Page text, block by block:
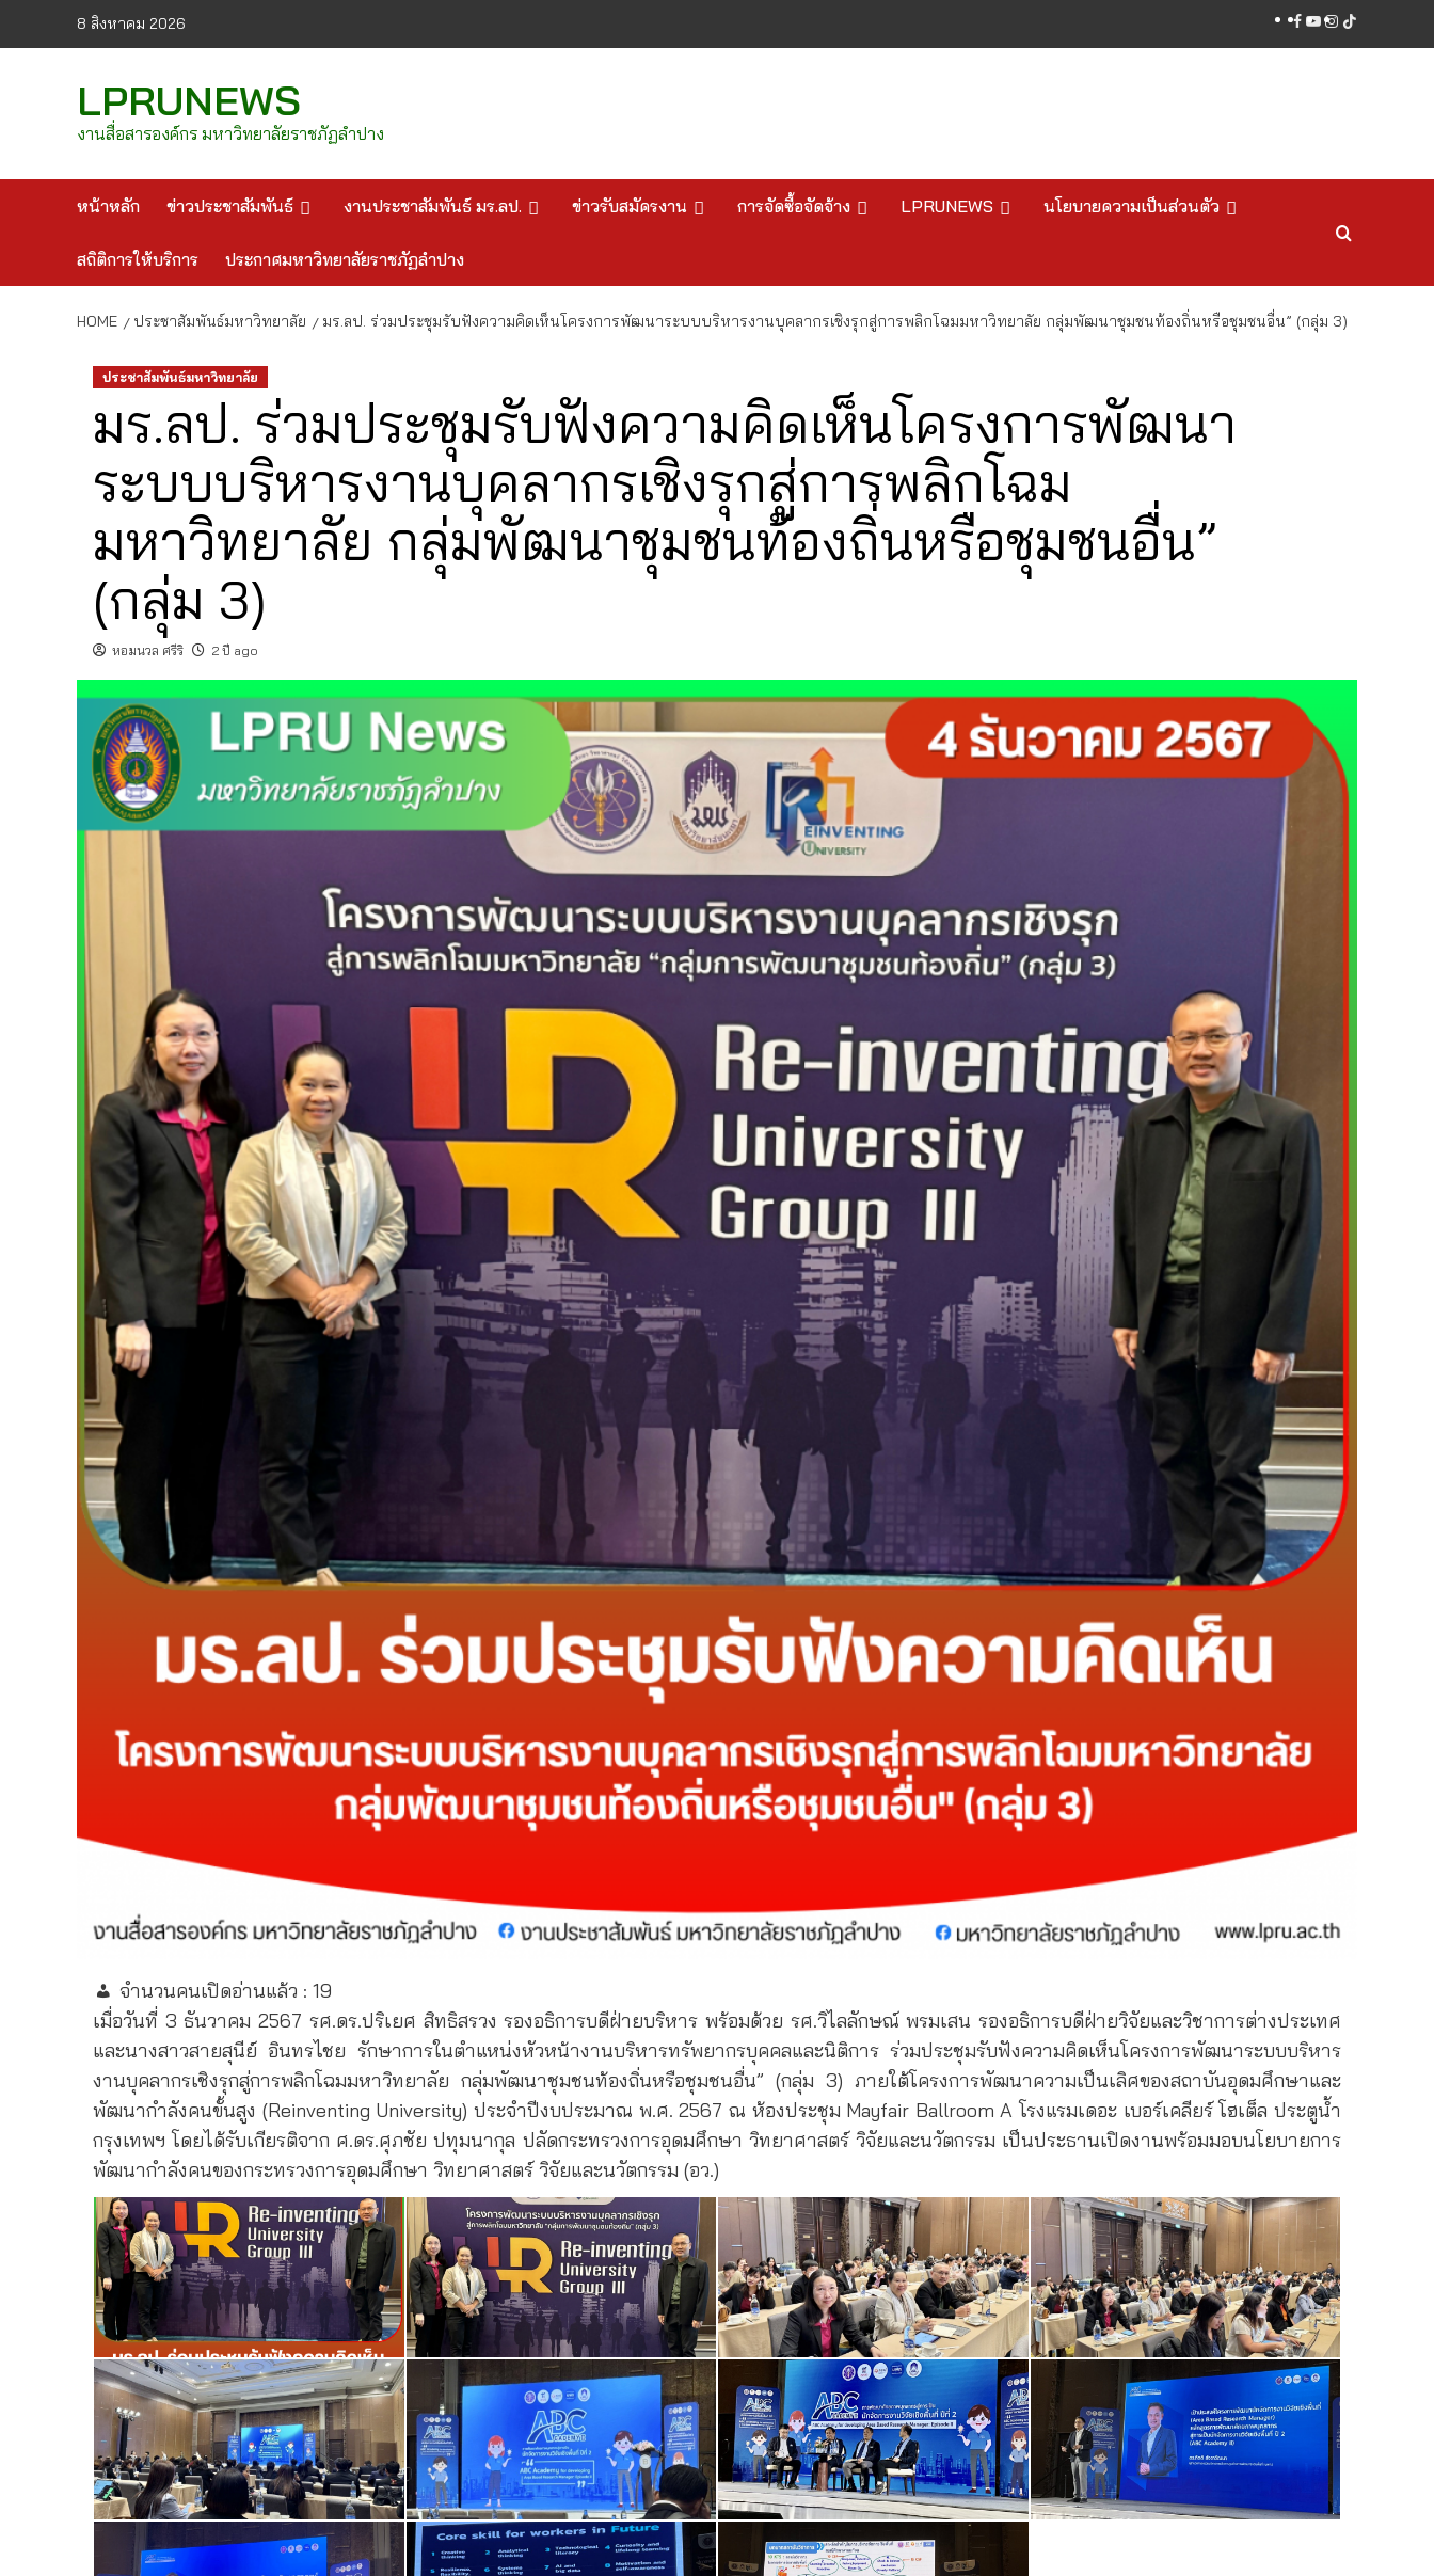
8 สิงหาคม 2026 facebook
youtube
instagram
tiktok
LPRUNEWS
งานสื่อสารองค์กร มหาวิทยาลัยราชภัฏลำปาง
หน้าหลัก ข่าวประชาสัมพันธ์ งานประชาสัมพันธ์ มร.ลป. ข่าวรับสมัครงาน การจัดซื้อจัดจ้าง LPRUNEWS นโยบายความเป็นส่วนตัว
สถิติการให้บริการ ประกาศมหาวิทยาลัยราชภัฏลำปาง
HOME ประชาสัมพันธ์มหาวิทยาลัย มร.ลป. ร่วมประชุมรับฟังความคิดเห็นโครงการพัฒนาระบบบริหารงานบุคลากรเชิงรุกสู่การพลิกโฉมมหาวิทยาลัย กลุ่มพัฒนาชุมชนท้องถิ่นหรือชุมชนอื่น” (กลุ่ม 3)
ประชาสัมพันธ์มหาวิทยาลัย
มร.ลป. ร่วมประชุมรับฟังความคิดเห็นโครงการพัฒนา
ระบบบริหารงานบุคลากรเชิงรุกสู่การพลิกโฉม
มหาวิทยาลัย กลุ่มพัฒนาชุมชนท้องถิ่นหรือชุมชนอื่น”
(กลุ่ม 3)
หอมนวล ศรีริ 2 ปี ago
จำนวนคนเปิดอ่านแล้ว : 19
เมื่อวันที่ 3 ธันวาคม 2567 รศ.ดร.ปริเยศ สิทธิสรวง รองอธิการบดีฝ่ายบริหาร พร้อมด้วย รศ.วิไลลักษณ์ พรมเสน รองอธิการบดีฝ่ายวิจัยและวิชาการต่างประเทศ
และนางสาวสายสุนีย์ อินทรไชย รักษาการในตำแหน่งหัวหน้างานบริหารทรัพยากรบุคคลและนิติการ ร่วมประชุมรับฟังความคิดเห็นโครงการพัฒนาระบบบริหาร
งานบุคลากรเชิงรุกสู่การพลิกโฉมมหาวิทยาลัย กลุ่มพัฒนาชุมชนท้องถิ่นหรือชุมชนอื่น” (กลุ่ม 3) ภายใต้โครงการพัฒนาความเป็นเลิศของสถาบันอุดมศึกษาและ
พัฒนากำลังคนขั้นสูง (Reinventing University) ประจำปีงบประมาณ พ.ศ. 2567 ณ ห้องประชุม Mayfair Ballroom A โรงแรมเดอะ เบอร์เคลียร์ โฮเต็ล ประตูน้ำ
กรุงเทพฯ โดยได้รับเกียรติจาก ศ.ดร.ศุภชัย ปทุมนากุล ปลัดกระทรวงการอุดมศึกษา วิทยาศาสตร์ วิจัยและนวัตกรรม เป็นประธานเปิดงานพร้อมมอบนโยบายการ
พัฒนากำลังคนของกระทรวงการอุดมศึกษา วิทยาศาสตร์ วิจัยและนวัตกรรม (อว.)